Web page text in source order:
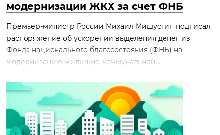
модернизации ЖКХ за счет ФНБ
Премьер-министр России Михаил Мишустин подписал
распоряжение об ускорении выделения денег из
Фонда национального благосостояния (ФНБ) на
модернизацию жилищно-коммунальной...